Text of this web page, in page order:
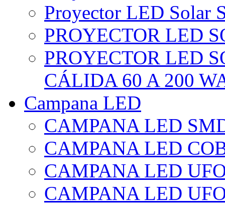
Proyector LED Solar
PROYECTOR LED
PROYECTOR LED
CÁLIDA 60 A 200
Campana LED
CAMPANA LED
CAMPANA LED
CAMPANA LED
CAMPANA LED